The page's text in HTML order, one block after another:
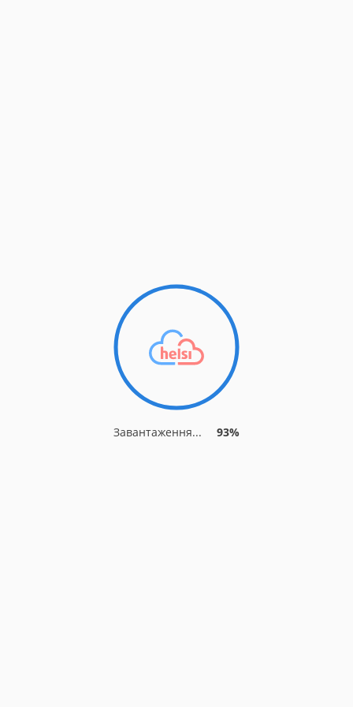
Завантаження... 93%